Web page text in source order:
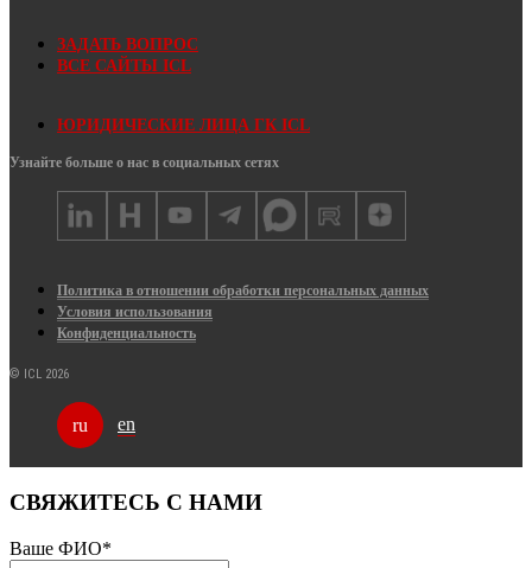
ЗАДАТЬ ВОПРОС
ВСЕ САЙТЫ ICL
ЮРИДИЧЕСКИЕ ЛИЦА ГК ICL
Узнайте больше о нас в социальных сетях
Политика в отношении обработки персональных данных
Условия использования
Конфиденциальность
© ICL 2026
ru en
СВЯЖИТЕСЬ С НАМИ
Ваше ФИО*